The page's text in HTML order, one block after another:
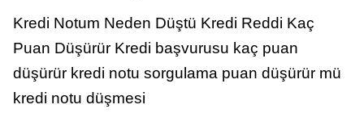
Kredi Notum Neden Düştü Kredi Reddi Kaç
Puan Düşürür Kredi başvurusu kaç puan
düşürür kredi notu sorgulama puan düşürür mü
kredi notu düşmesi